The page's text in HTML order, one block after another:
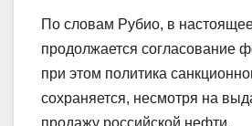
По словам Рубио, в
продолжается согласование
при этом политика
сохраняется, несмотря на